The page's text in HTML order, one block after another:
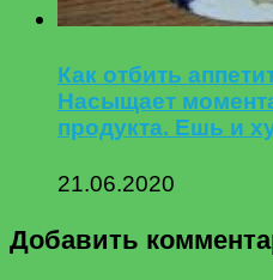
Как отбить
Насыщает
продукта. Ешь и
21.06.2020
Добавить